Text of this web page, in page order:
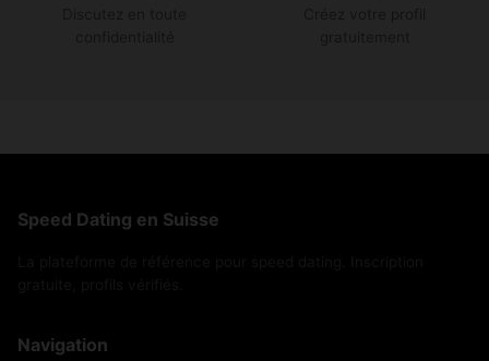
Speed Dating en Suisse
Navigation